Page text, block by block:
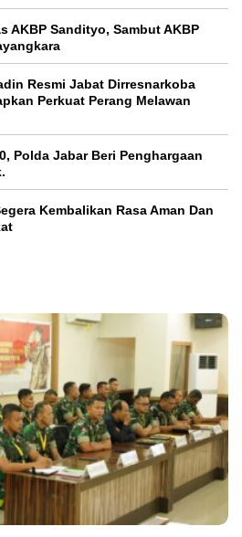
AKBP Sandityo, Sambut AKBP
Resmi Jabat Dirresnarkoba
Perkuat Perang Melawan
Polda Jabar Beri Penghargaan
Kembalikan Rasa Aman Dan